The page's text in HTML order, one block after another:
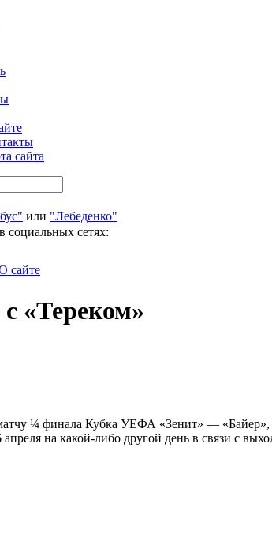
сайта
или "Лебеденко"
социальных сетях:
сайте
«Тереком»
¼ финала Кубка УЕФА «Зенит» —
на какой-либо другой день в связи с